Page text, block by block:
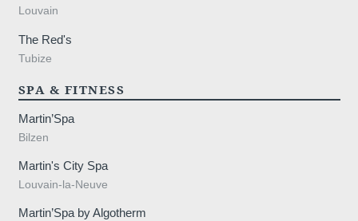
Louvain
The Red's
Tubize
SPA & FITNESS
Martin’Spa
Bilzen
Martin's City Spa
Louvain-la-Neuve
Martin’Spa by Algotherm